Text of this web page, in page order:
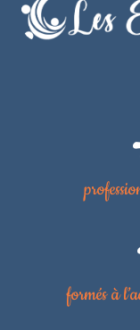
formés à